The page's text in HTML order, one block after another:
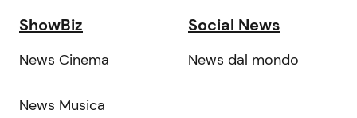
ShowBiz
News Cinema
News Musica
Social News
News dal mondo